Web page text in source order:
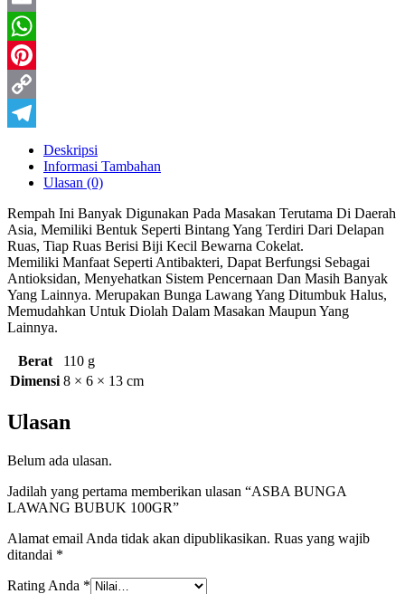
Email
WhatsApp
Pinterest
Copy
Telegram
Deskripsi
Informasi Tambahan
Ulasan (0)
Rempah Ini Banyak Digunakan Pada Masakan Terutama Di Daerah
Asia, Memiliki Bentuk Seperti Bintang Yang Terdiri Dari Delapan
Ruas, Tiap Ruas Berisi Biji Kecil Bewarna Cokelat.
Memiliki Manfaat Seperti Antibakteri, Dapat Berfungsi Sebagai
Antioksidan, Menyehatkan Sistem Pencernaan Dan Masih Banyak
Yang Lainnya. Merupakan Bunga Lawang Yang Ditumbuk Halus,
Memudahkan Untuk Diolah Dalam Masakan Maupun Yang
Lainnya.
Berat
110 g
Dimensi 8 × 6 × 13 cm
Ulasan
Belum ada ulasan.
Jadilah yang pertama memberikan ulasan “ASBA BUNGA
LAWANG BUBUK 100GR”
Alamat email Anda tidak akan dipublikasikan. Ruas yang wajib
ditandai *
Rating Anda *